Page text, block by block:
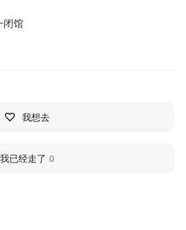
闭馆
我想去
我已经走了 0